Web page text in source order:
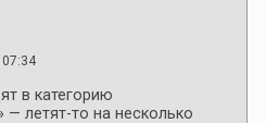
в категорию
летят-то на несколько